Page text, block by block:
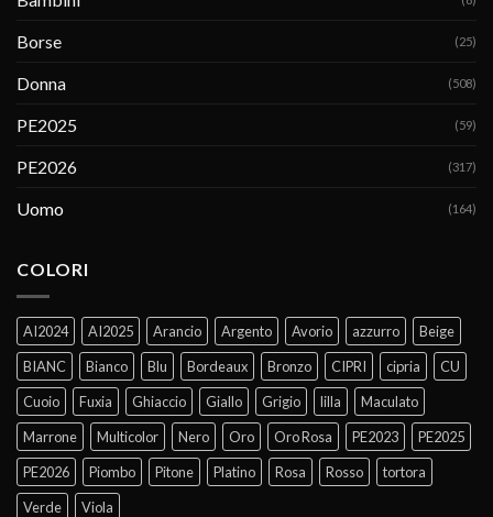
Borse (25)
Donna (508)
PE2025 (59)
PE2026 (317)
Uomo (164)
COLORI
AI2024 AI2025 Arancio Argento Avorio azzurro
Beige
BIANC
Bianco Blu Bordeaux Bronzo CIPRI cipria
CU
Cuoio
Fuxia Ghiaccio Giallo Grigio lilla
Maculato
Marrone
Multicolor Nero Oro Oro Rosa PE2023
PE2025
PE2026
Piombo Pitone Platino Rosa Rosso
tortora
Verde
Viola